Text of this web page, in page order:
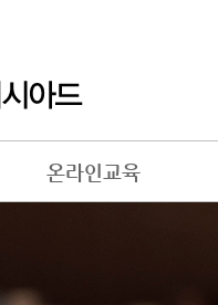
온라인교육